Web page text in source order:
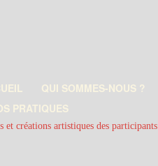
QUI SOMMES-NOUS ?
PRATIQUES
et créations artistiques des participants